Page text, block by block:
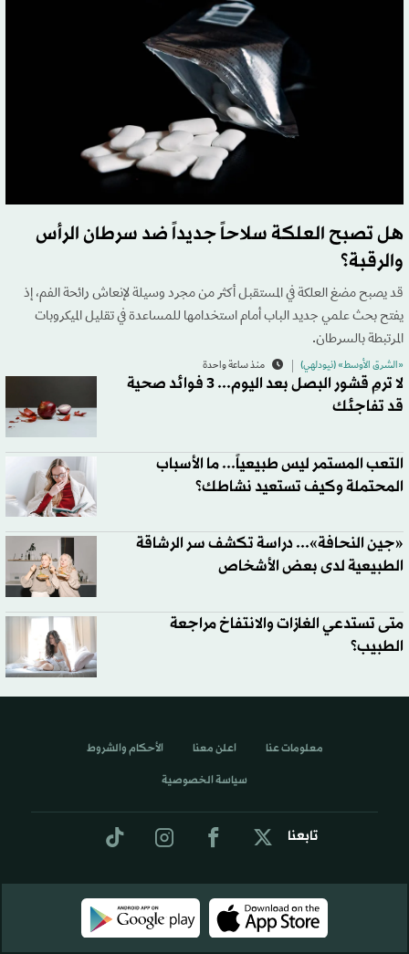
هل تصبح العلكة سلاحاً جديداً ضد سرطان الرأس
والرقبة؟
قد يصبح مضغ العلكة في المستقبل أكثر من مجرد وسيلة لإنعاش رائحة الفم، إذ
يفتح بحث علمي جديد الباب أمام استخدامها للمساعدة في تقليل الميكروبات
المرتبطة بالسرطان.
«الشرق الأوسط» (نيودلهي) منذ ساعة واحدة
لا ترمِ قشور البصل بعد اليوم... 3 فوائد صحية
قد تفاجئك
التعب المستمر ليس طبيعياً... ما الأسباب
المحتملة وكيف تستعيد نشاطك؟
«جين النحافة»... دراسة تكشف سر الرشاقة
الطبيعية لدى بعض الأشخاص
متى تستدعي الغازات والانتفاخ مراجعة
الطبيب؟
تابعنا
معلومات عنا اعلن معنا الأحكام والشروط
سياسة الخصوصية